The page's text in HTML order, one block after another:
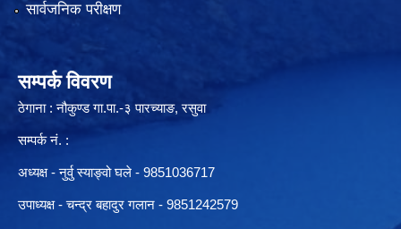
सार्वजनिक परीक्षण
सम्पर्क विवरण
ठेगाना : नौकुण्ड गा.पा.-३ पारच्याङ, रसुवा
सम्पर्क नं. :
अध्यक्ष - नुर्वु स्याङ्वो घले - 9851036717
उपाध्यक्ष - चन्द्र बहादुर गलान - 9851242579